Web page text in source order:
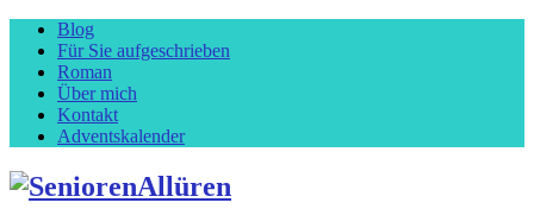
Blog
Für Sie aufgeschrieben
Roman
Über mich
Kontakt
Adventskalender